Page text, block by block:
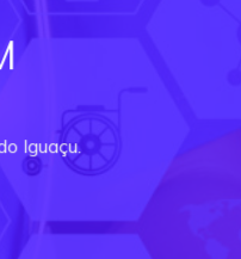
Iguaçu.